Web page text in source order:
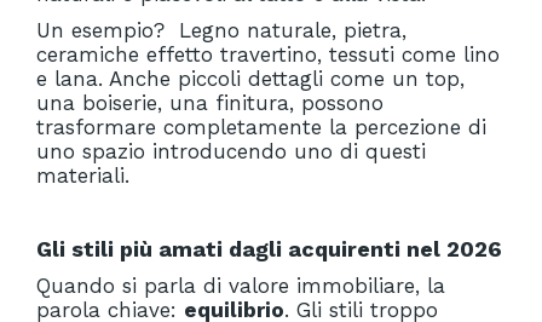
Un esempio?
Legno naturale, pietra,
ceramiche effetto travertino, tessuti come lino
e lana. Anche piccoli dettagli come un top,
una boiserie, una finitura, possono
trasformare completamente la percezione di
uno spazio introducendo uno di questi
materiali.
Gli stili più amati dagli acquirenti nel 2026
Quando si parla di valore immobiliare, la
parola chiave: equilibrio. Gli stili troppo